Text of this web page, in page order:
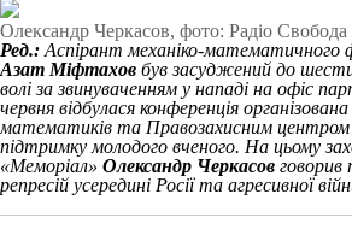
Олександр Черкасов, фото: Радіо Свобода
Ред.: Аспірант механіко-
Азат Міфтахов був засуджений до шести
волі за звинуваченням у нападі на офіс
червня відбулася конференція
математиків та Правозахисним
підтримку молодого вченого. На цьому
«Меморіал» Олександр Черкасов говорив
репресій усередині Росії та агресивної